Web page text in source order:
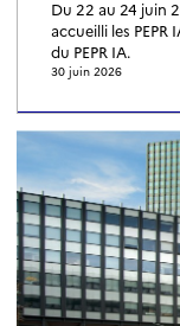
Du 22 au 24 juin
accueilli les
du PEPR IA.
30 juin 2026